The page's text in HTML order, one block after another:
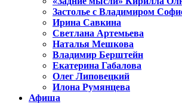
Застолье с Владимиром
Ирина Савкина
Светлана Артемьева
Наталья Мешкова
Владимир Берштейн
Екатерина Габалова
Олег Липовецкий
Илона Румянцева
Афиша